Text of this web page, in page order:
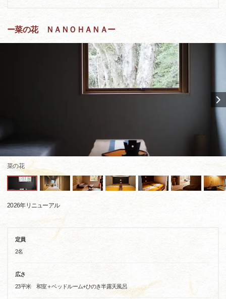
ー菜の花 ＮＡＮＯＨＡＮＡー
菜の花
2026年リニューアル
定員
2名
広さ
23平米 和室＋ベッドルーム+ひのき半露天風呂